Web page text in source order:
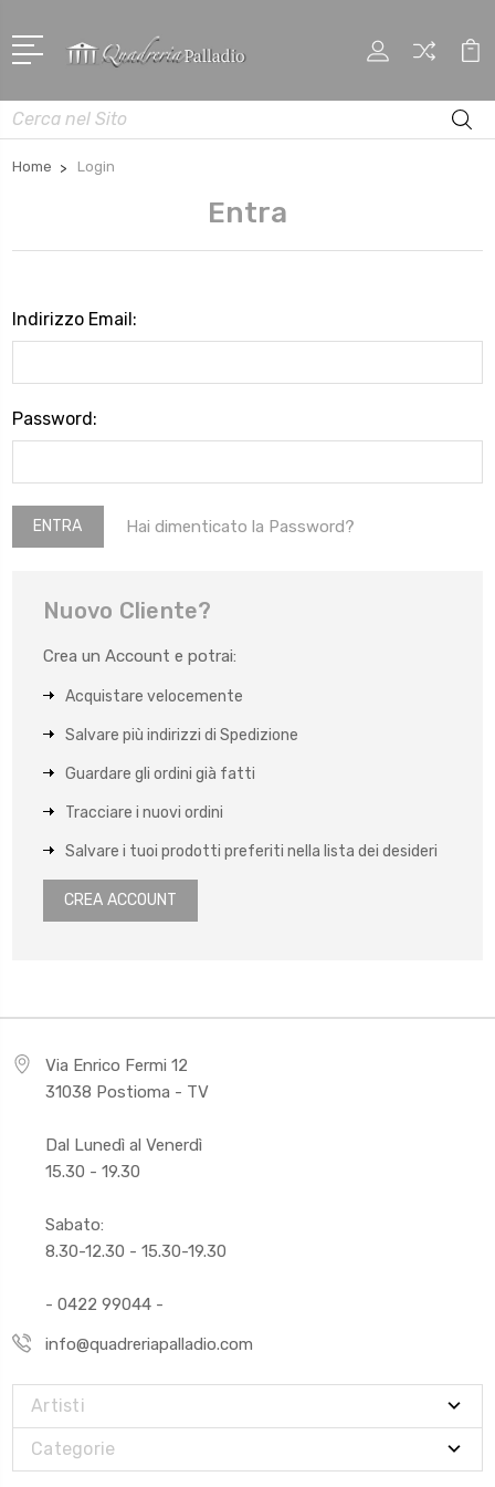
Cerca
Home Login
Entra
Indirizzo Email:
Password:
Hai dimenticato la Password?
Nuovo Cliente?
Crea un Account e potrai:
Acquistare velocemente
Salvare più indirizzi di Spedizione
Guardare gli ordini già fatti
Tracciare i nuovi ordini
Salvare i tuoi prodotti preferiti nella lista dei desideri
CREA ACCOUNT
Via Enrico Fermi 12
31038 Postioma - TV
Dal Lunedì al Venerdì
15.30 - 19.30
Sabato:
8.30-12.30 - 15.30-19.30
- 0422 99044 -
info@quadreriapalladio.com
Artisti
Categorie